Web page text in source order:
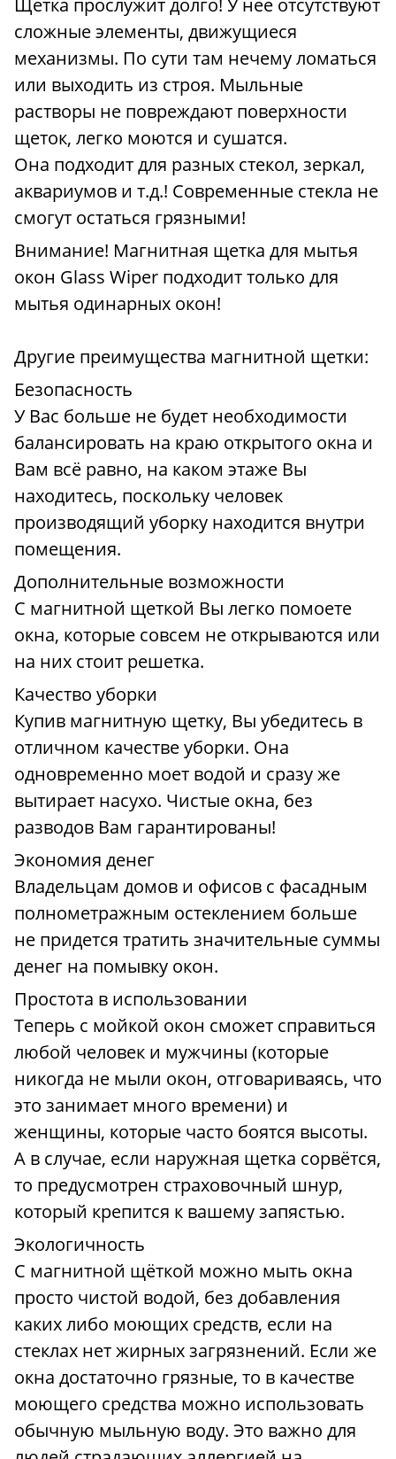
Щетка прослужит долго! У нее отсутствуют
сложные элементы, движущиеся
механизмы. По сути там нечему ломаться
или выходить из строя. Мыльные
растворы не повреждают поверхности
щеток, легко моются и сушатся.
Она подходит для разных стекол, зеркал,
аквариумов и т.д.! Современные стекла не
смогут остаться грязными!
Внимание! Магнитная щетка для мытья
окон Glass Wiper подходит только для
мытья одинарных окон!
Другие преимущества магнитной щетки:
Безопасность
У Вас больше не будет необходимости
балансировать на краю открытого окна и
Вам всё равно, на каком этаже Вы
находитесь, поскольку человек
производящий уборку находится внутри
помещения.
Дополнительные возможности
С магнитной щеткой Вы легко помоете
окна, которые совсем не открываются или
на них стоит решетка.
Качество уборки
Купив магнитную щетку, Вы убедитесь в
отличном качестве уборки. Она
одновременно моет водой и сразу же
вытирает насухо. Чистые окна, без
разводов Вам гарантированы!
Экономия денег
Владельцам домов и офисов с фасадным
полнометражным остеклением больше
не придется тратить значительные суммы
денег на помывку окон.
Простота в использовании
Теперь с мойкой окон сможет справиться
любой человек и мужчины (которые
никогда не мыли окон, отговариваясь, что
это занимает много времени) и
женщины, которые часто боятся высоты.
А в случае, если наружная щетка сорвётся,
то предусмотрен страховочный шнур,
который крепится к вашему запястью.
Экологичность
С магнитной щёткой можно мыть окна
просто чистой водой, без добавления
каких либо моющих средств, если на
стеклах нет жирных загрязнений. Если же
окна достаточно грязные, то в качестве
моющего средства можно использовать
обычную мыльную воду. Это важно для